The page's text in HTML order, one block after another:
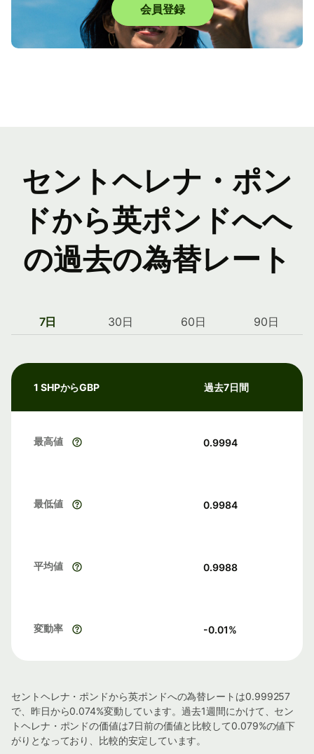
会員登録
セントヘレナ・ポン
ドから英ポンドへへ
の過去の為替レート
7日 30日 60日 90日
1 SHPからGBP 過去7日間
最高値 0.9994
最低値 0.9984
平均値 0.9988
変動率 -0.01%
セントヘレナ・ポンドから英ポンドへの為替レートは0.999257
で、昨日から0.074%変動しています。過去1週間にかけて、セン
トヘレナ・ポンドの価値は7日前の価値と比較して0.079%の値下
がりとなっており、比較的安定しています。